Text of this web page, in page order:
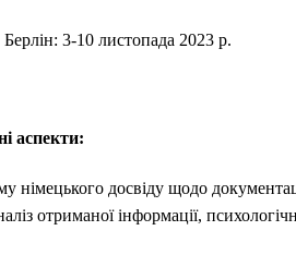
3-10 листопада 2023 р.
аспекти:
німецького досвіду щодо
отриманої інформації,